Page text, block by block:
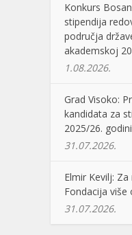
Konkurs
stipendija
područja
akademskoj
1.08.2026.
Grad Visoko:
kandidata za
2025/26. godini
31.07.2026.
Elmir Kevilj:
Fondacija više
31.07.2026.